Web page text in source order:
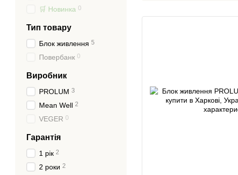
🛒 Новинка 0
Тип товару
Блок живлення 5
Повербанк 0
Виробник
PROLUM 3
Mean Well 2
VEGER 0
Гарантія
1 рік 2
2 роки 2